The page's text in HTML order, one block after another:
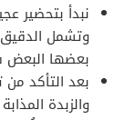
نبدأ بتحضير
وتشمل
بعضها البعض
بعد التأكد
والزبدة